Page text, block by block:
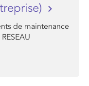
de maintenance